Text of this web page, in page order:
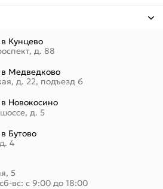
Кунцево
д. 88
Медведково
д. 22, подъезд 6
Новокосино
д. 5
Бутово
4
5
сб-вс: с 9:00 до 18:00